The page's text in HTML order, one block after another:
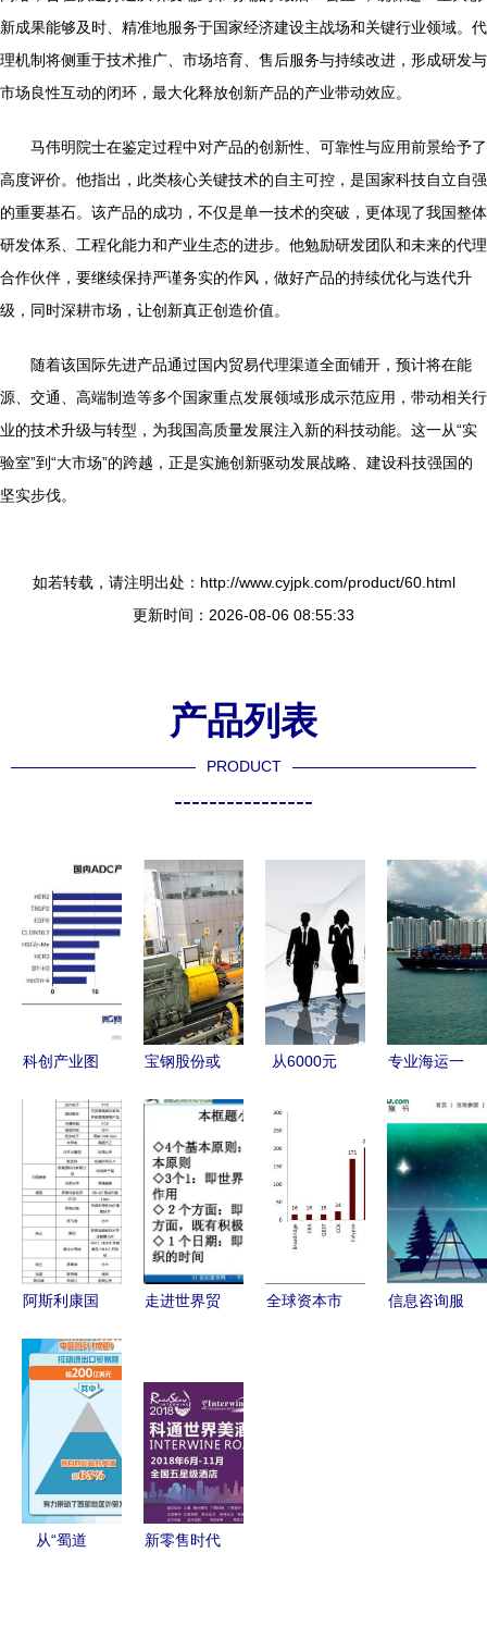
新成果能够及时、精准地服务于国家经济建设主战场和关键行业领域。代
理机制将侧重于技术推广、市场培育、售后服务与持续改进，形成研发与
市场良性互动的闭环，最大化释放创新产品的产业带动效应。
马伟明院士在鉴定过程中对产品的创新性、可靠性与应用前景给予了
高度评价。他指出，此类核心关键技术的自主可控，是国家科技自立自强
的重要基石。该产品的成功，不仅是单一技术的突破，更体现了我国整体
研发体系、工程化能力和产业生态的进步。他勉励研发团队和未来的代理
合作伙伴，要继续保持严谨务实的作风，做好产品的持续优化与迭代升
级，同时深耕市场，让创新真正创造价值。
随着该国际先进产品通过国内贸易代理渠道全面铺开，预计将在能
源、交通、高端制造等多个国家重点发展领域形成示范应用，带动相关行
业的技术升级与转型，为我国高质量发展注入新的科技动能。这一从“实
验室”到“大市场”的跨越，正是实施创新驱动发展战略、建设科技强国的
坚实步伐。
如若转载，请注明出处：http://www.cyjpk.com/product/60.html
更新时间：2026-08-06 08:55:33
产品列表
PRODUCT
----------------
科创产业图
产业洞察看
差异化创新
铸就核心竞
争力，国内
ADC产业话
语权渐增
宝钢股份或
非核心业务
今日钢铁财
经资讯速览
与信息咨询
解读
从6000元
位80后农村
贸易代理逆
袭之路
专业海运一
广州市全海
货运代理为
您护航
阿斯利康国
公司与中国
磷酸盐资源
及贸易代理
现状分析
走进世界贸
品与道德法
治精品课件
｜内含资料
下载与咨询
服务
全球资本市
信息咨询服
从“蜀道
新零售时代